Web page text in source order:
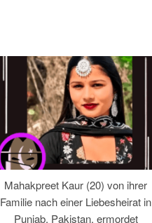
Mahakpreet Kaur (20) von ihrer
Familie nach einer Liebesheirat in
Punjab, Pakistan, ermordet